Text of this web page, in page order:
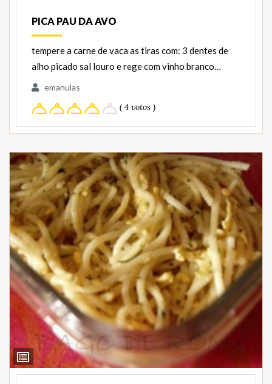
PICA PAU DA AVO
tempere a carne de vaca as tiras com: 3 dentes de
alho picado sal louro e rege com vinho branco…
emanulas
( 4 votos )
Ver
Ingredientes